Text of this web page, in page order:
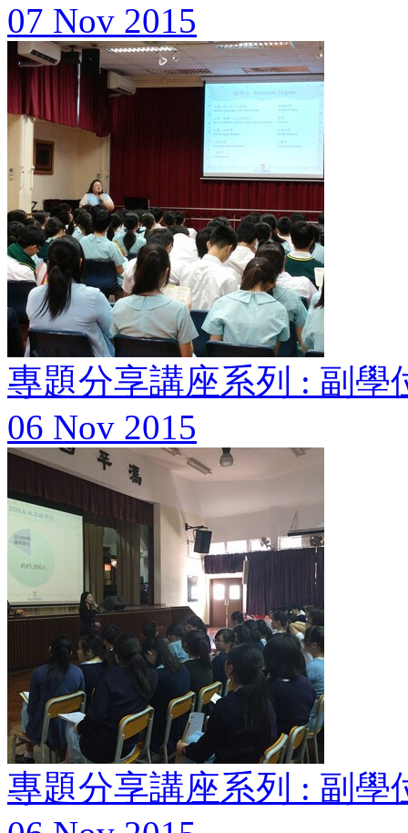
07 Nov 2015
專題分享講座系列 : 副學
06 Nov 2015
專題分享講座系列 : 副學